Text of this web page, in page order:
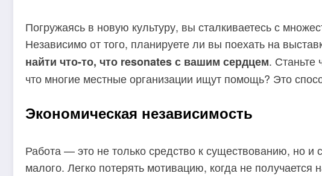
Погружаясь в новую культуру, вы сталкиваетесь с
Независимо от того, планируете ли вы поехать на
найти что-то, что resonates с вашим сердцем. Станьте
что многие местные организации ищут помощь? Это
Экономическая независимость
Работа — это не только средство к существованию, но
малого. Легко потерять мотивацию, когда не получается